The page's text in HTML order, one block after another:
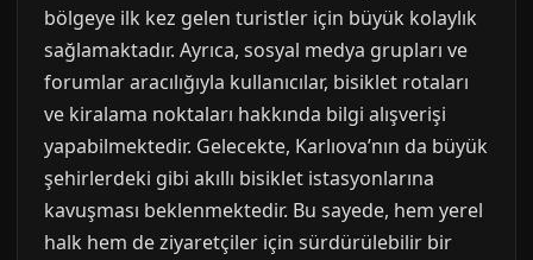
bölgeye ilk kez gelen turistler için büyük kolaylık
sağlamaktadır. Ayrıca, sosyal medya grupları ve
forumlar aracılığıyla kullanıcılar, bisiklet rotaları
ve kiralama noktaları hakkında bilgi alışverişi
yapabilmektedir. Gelecekte, Karlıova’nın da büyük
şehirlerdeki gibi akıllı bisiklet istasyonlarına
kavuşması beklenmektedir. Bu sayede, hem yerel
halk hem de ziyaretçiler için sürdürülebilir bir